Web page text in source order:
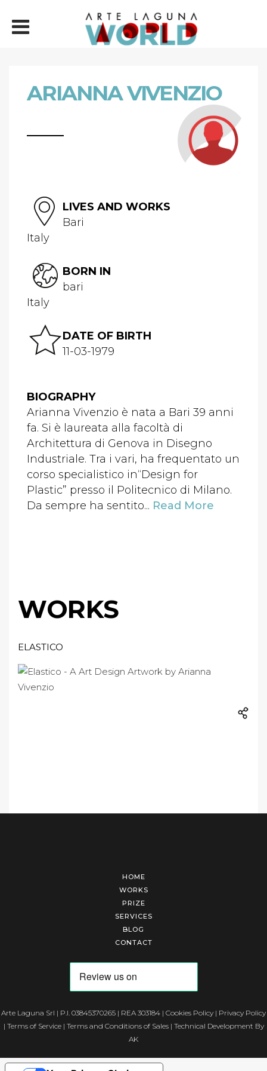
ARIANNA VIVENZIO
LIVES AND WORKS
Bari
Italy
BORN IN
bari
Italy
DATE OF BIRTH
11-03-1979
BIOGRAPHY
Arianna Vivenzio è nata a Bari 39 anni
fa. Si è laureata alla facoltà di
Architettura di Genova in Disegno
Industriale. Tra i vari, ha frequentato un
corso specialistico in“Design for
Plastic” presso il Politecnico di Milano.
Da sempre ha sentito... Read More
WORKS
ELASTICO
HOME
WORKS
PRIZE
SERVICES
BLOG
CONTACT
Arte Laguna Srl | P.I. 03845370265 | REA 303184 | Cookies Policy | Privacy Policy
| Terms of Service| Terms and Conditions of Sales| Technical Development By
AK